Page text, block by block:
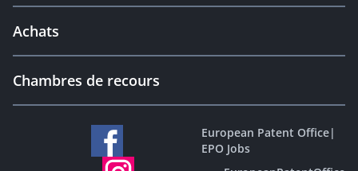
Achats
Chambres de recours
European Patent Office|
EPO Jobs